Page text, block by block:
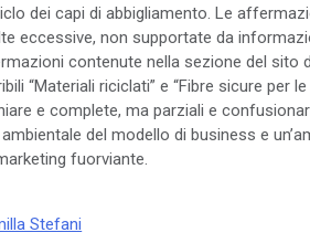
dei capi di abbigliamento. Le
eccessive, non supportate da
contenute nella sezione del sito
“Materiali riciclati” e “Fibre sicure
e complete, ma parziali e
del modello di business e
fuorviante.
Stefani